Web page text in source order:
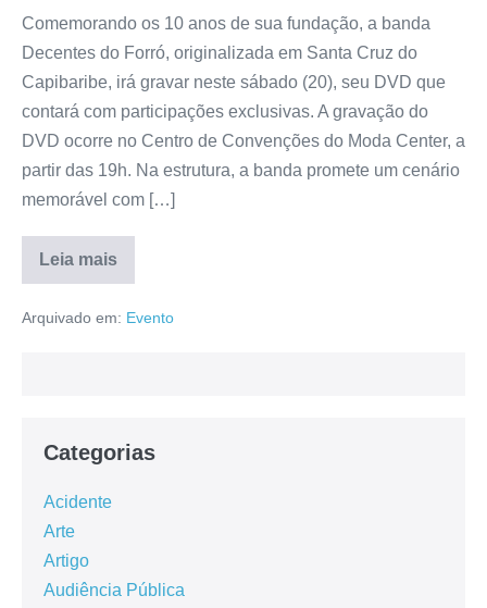
Comemorando os 10 anos de sua fundação, a banda
Decentes do Forró, originalizada em Santa Cruz do
Capibaribe, irá gravar neste sábado (20), seu DVD que
contará com participações exclusivas. A gravação do
DVD ocorre no Centro de Convenções do Moda Center, a
partir das 19h. Na estrutura, a banda promete um cenário
memorável com […]
Leia mais
Arquivado em: Evento
Categorias
Acidente
Arte
Artigo
Audiência Pública